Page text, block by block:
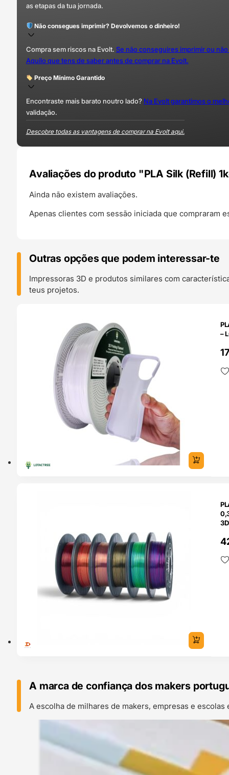
as etapas da tua jornada.
Não consegues imprimir? Devolvemos o dinheiro!
Compra sem riscos na Evolt. Se não conseguires imprimir ou
Aquilo que tens de saber antes de comprar na Evolt.
Preço Mínimo Garantido
Encontraste mais barato noutro lado? Na Evolt garantimos o
validação.
Descobre todas as vantagens de comprar na Evolt aqui.
Avaliações do produto "PLA Silk (Refill)
Ainda não existem avaliações.
Apenas clientes com sessão iniciada que compraram
Outras opções que podem interessar-te
Impressoras 3D e produtos similares com
teus projetos.
–
A marca de confiança dos makers
A escolha de milhares de makers, empresas e escolas